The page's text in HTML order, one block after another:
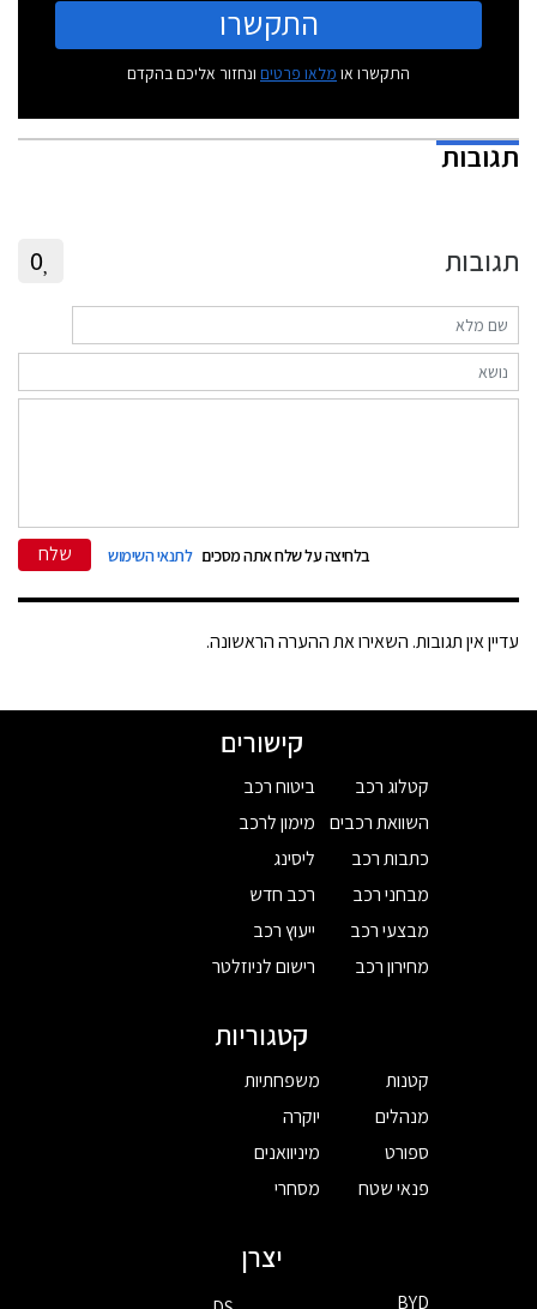
התקשרו
התקשרו או מלאו פרטים ונחזור אליכם בהקדם
תגובות
תגובות 0
בלחיצה על שלח אתה מסכים לתנאי השימוש שלח
עדיין אין תגובות. השאירו את ההערה הראשונה.
קישורים
קטלוג רכב
השוואת רכבים
כתבות רכב
מבחני רכב
מבצעי רכב
מחירון רכב
ביטוח רכב
מימון לרכב
ליסינג
רכב חדש
ייעוץ רכב
רישום לניוזלטר
קטגוריות
קטנות
מנהלים
ספורט
פנאי שטח
משפחתיות
יוקרה
מיניוואנים
מסחרי
יצרן
BYD